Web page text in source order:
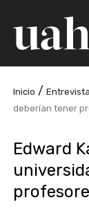
Inicio /Entrevista
deberían tener
Edward